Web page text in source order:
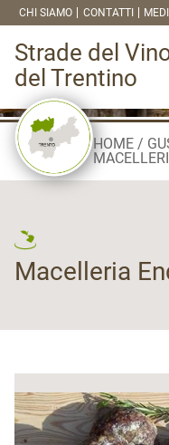
CHI SIAMO CONTATTI
Strade del
del Trentino
HOME
Macelleria